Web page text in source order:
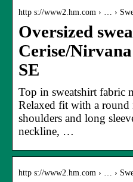
http s://www2.hm.com › … ›
Oversized
Cerise/
SE
Top in sweatshirt fabric
Relaxed fit with a round
shoulders and long
neckline, …
http s://www2.hm.com › … ›